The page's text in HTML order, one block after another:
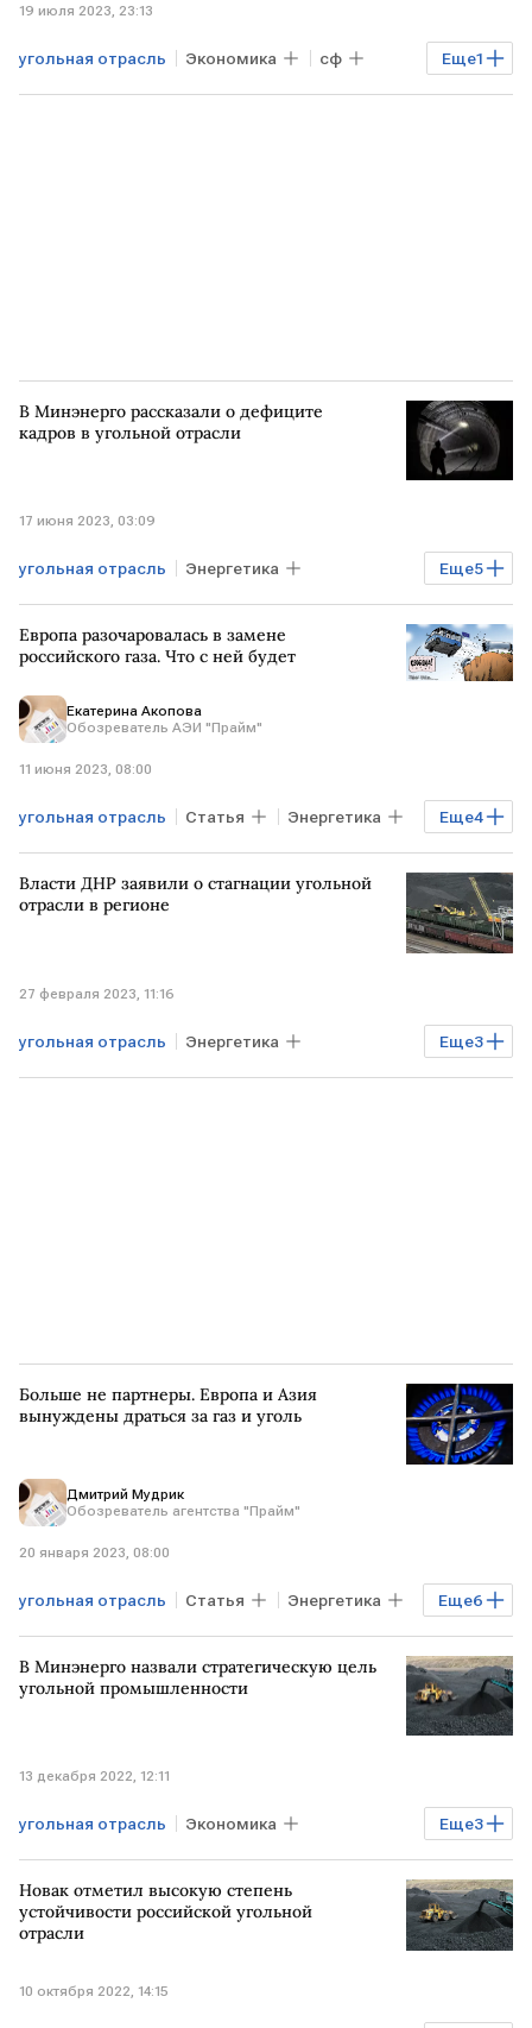
19 июля 2023, 23:13
Еще1
угольная отрасль Экономика сф
закон
В Минэнерго рассказали о дефиците
кадров в угольной отрасли
17 июня 2023, 03:09
Еще5
угольная отрасль Энергетика
Экономика Промышленность
Кадры дефицит Минэнерго РФ
Европа разочаровалась в замене
российского газа. Что с ней будет
Екатерина Акопова
Обозреватель АЭИ "Прайм"
11 июня 2023, 08:00
Еще4
угольная отрасль Статья Энергетика
Эксклюзив Газ уголь
Рынок товаров
Власти ДНР заявили о стагнации угольной
отрасли в регионе
27 февраля 2023, 11:16
Еще3
угольная отрасль Энергетика
Регионы Экономика ДНР
Больше не партнеры. Европа и Азия
вынуждены драться за газ и уголь
Дмитрий Мудрик
Обозреватель агентства "Прайм"
20 января 2023, 08:00
Еще6
угольная отрасль Статья Энергетика
Эксклюзив Газ Рынок товаров
АЗИЯ поставки угля
В Минэнерго назвали стратегическую цель
угольной промышленности
13 декабря 2022, 12:11
Еще3
угольная отрасль Экономика
Промышленность РОССИЯ
добыча угля
Новак отметил высокую степень
устойчивости российской угольной
отрасли
10 октября 2022, 14:15